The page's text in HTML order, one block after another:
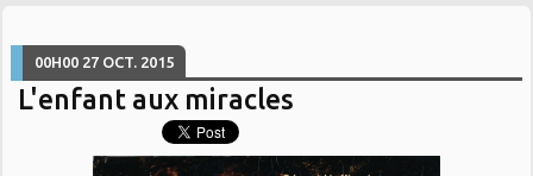
00H00 27 OCT. 2015
L'enfant aux miracles